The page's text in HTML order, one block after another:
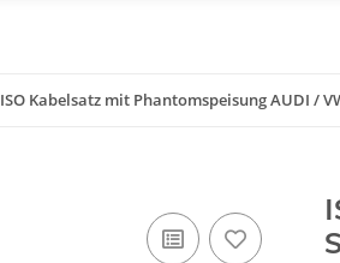
ISO Kabelsatz mit Phantomspeisung AUDI /